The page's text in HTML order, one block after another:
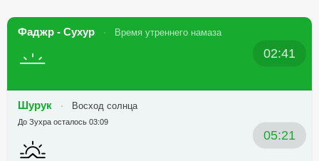
Фаджр - Сухур Время утреннего намаза
02:41
Шурук Восход солнца
05:21
До Зухра осталось 03:09